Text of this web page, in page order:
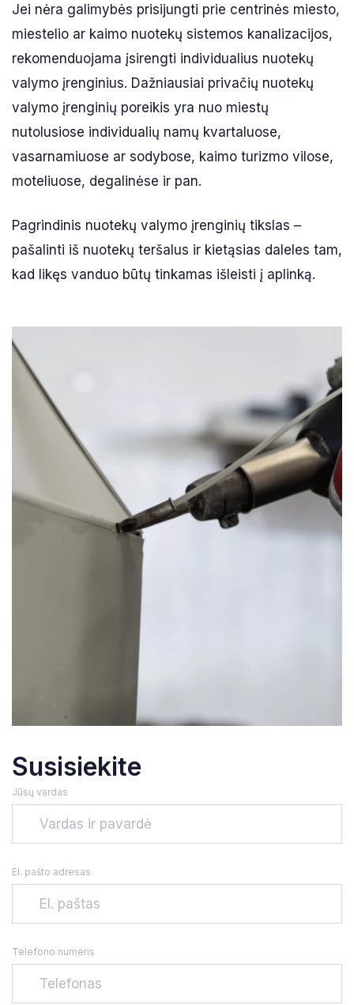
Jei nėra galimybės prisijungti prie centrinės miesto,
miestelio ar kaimo nuotekų sistemos kanalizacijos,
rekomenduojama įsirengti individualius nuotekų
valymo įrenginius. Dažniausiai privačių nuotekų
valymo įrenginių poreikis yra nuo miestų
nutolusiose individualių namų kvartaluose,
vasarnamiuose ar sodybose, kaimo turizmo vilose,
moteliuose, degalinėse ir pan.
Pagrindinis nuotekų valymo įrenginių tikslas –
pašalinti iš nuotekų teršalus ir kietąsias daleles tam,
kad likęs vanduo būtų tinkamas išleisti į aplinką.
Susisiekite
Jūsų vardas
El. pašto adresas
Telefono numeris